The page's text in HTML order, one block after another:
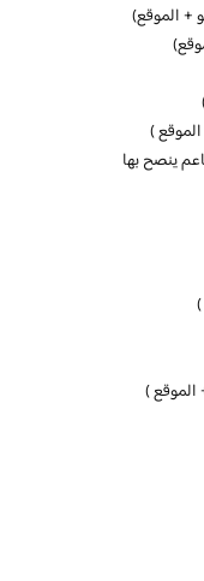
+ الموقع)
)
الموقع )